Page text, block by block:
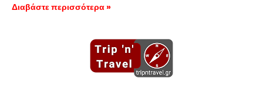
Διαβάστε περισσότερα »